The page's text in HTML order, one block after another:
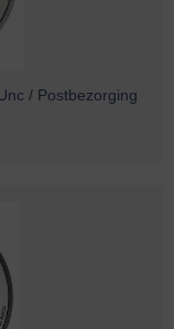
/ Postbezorging